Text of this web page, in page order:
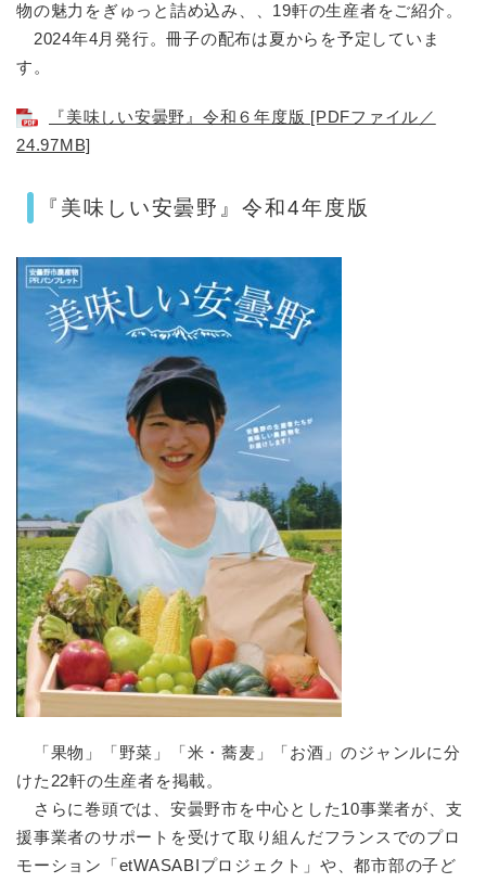
物の魅力をぎゅっと詰め込み、、19軒の生産者をご紹介。
2024年4月発行。冊子の配布は夏からを予定していま
す。
『美味しい安曇野』令和６年度版 [PDFファイル／
24.97MB]
『美味しい安曇野』令和4年度版
「果物」「野菜」「米・蕎麦」「お酒」のジャンルに分
けた22軒の生産者を掲載。
さらに巻頭では、安曇野市を中心とした10事業者が、支
援事業者のサポートを受けて取り組んだフランスでのプロ
モーション「etWASABIプロジェクト」や、都市部の子ど